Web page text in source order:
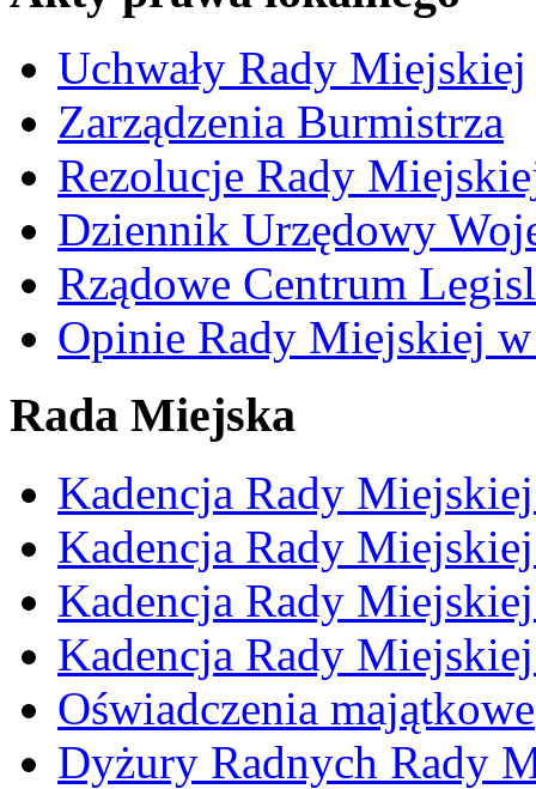
Uchwały Rady Miejskiej
Zarządzenia Burmistrza
Rezolucje Rady
Dziennik Urzędowy
Rządowe Centrum
Opinie Rady Miejskiej w
Rada Miejska
Kadencja Rady
Kadencja Rady
Kadencja Rady
Kadencja Rady
Oświadczenia majątkowe
Dyżury Radnych Rady